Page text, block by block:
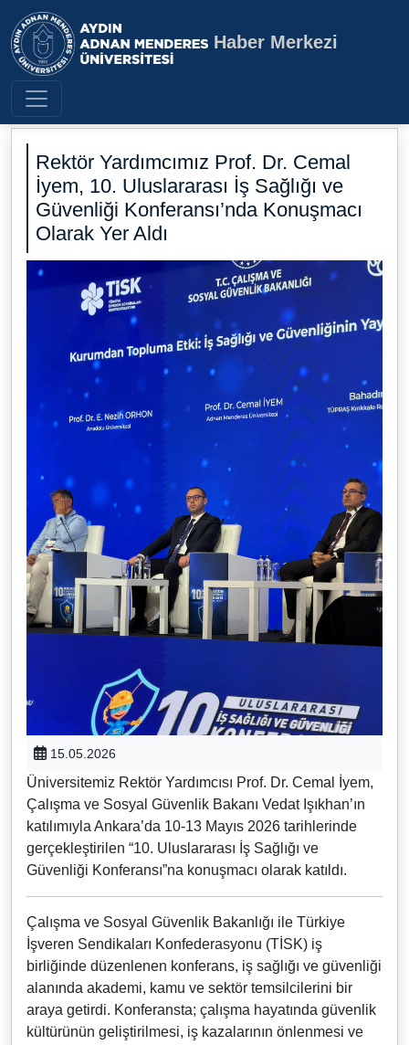
Aydın Adnan Menderes
Haber Merkezi
Rektör Yardımcımız Prof. Dr. Cemal
İyem, 10. Uluslararası İş Sağlığı ve
Güvenliği Konferansı’nda Konuşmacı
Olarak Yer Aldı
15.05.2026
Üniversitemiz Rektör Yardımcısı Prof. Dr. Cemal İyem,
Çalışma ve Sosyal Güvenlik Bakanı Vedat Işıkhan’ın
katılımıyla Ankara’da 10-13 Mayıs 2026 tarihlerinde
gerçekleştirilen “10. Uluslararası İş Sağlığı ve
Güvenliği Konferansı”na konuşmacı olarak katıldı.
Çalışma ve Sosyal Güvenlik Bakanlığı ile Türkiye
İşveren Sendikaları Konfederasyonu (TİSK) iş
birliğinde düzenlenen konferans, iş sağlığı ve güvenliği
alanında akademi, kamu ve sektör temsilcilerini bir
araya getirdi. Konferansta; çalışma hayatında güvenlik
kültürünün geliştirilmesi, iş kazalarının önlenmesi ve